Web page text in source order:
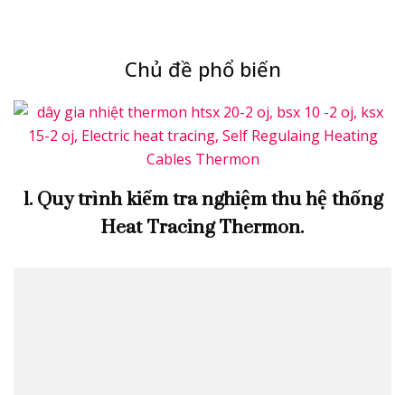
Chủ đề phổ biến
1. Quy trình kiểm tra nghiệm thu hệ thống
Heat Tracing Thermon.